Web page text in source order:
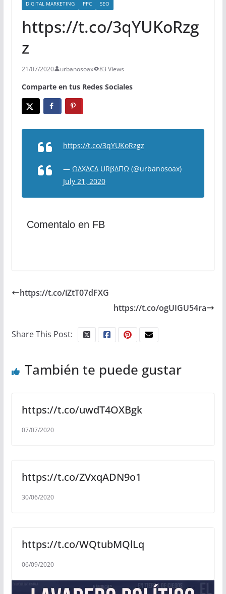
DIGITAL MARKETING PPC SEO
https://t.co/3qYUKoRzg
z
21/07/2020 urbanosoax 83 Views
Comparte en tus Redes Sociales
https://t.co/3qYUKoRzgz
— ΩΔXΔCΔ URβΔΠΩ (@urbanosoax)
July 21, 2020
Comentalo en FB
https://t.co/iZtT07dFXG
https://t.co/ogUIGU54ra
Share This Post:
También te puede gustar
https://t.co/uwdT4OXBgk
07/07/2020
https://t.co/ZVxqADN9o1
30/06/2020
https://t.co/WQtubMQlLq
06/09/2020